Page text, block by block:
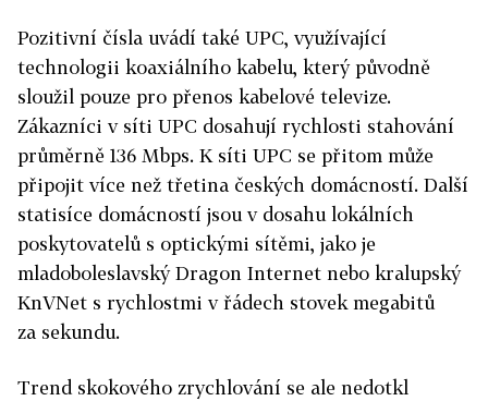
Pozitivní čísla uvádí také UPC, využívající
technologii koaxiálního kabelu, který původně
sloužil pouze pro přenos kabelové televize.
Zákazníci v síti UPC dosahují rychlosti stahování
průměrně 136 Mbps. K síti UPC se přitom může
připojit více než třetina českých domácností. Další
statisíce domácností jsou v dosahu lokálních
poskytovatelů s optickými sítěmi, jako je
mladoboleslavský Dragon Internet nebo kralupský
KnVNet s rychlostmi v řádech stovek megabitů
za sekundu.
Trend skokového zrychlování se ale nedotkl